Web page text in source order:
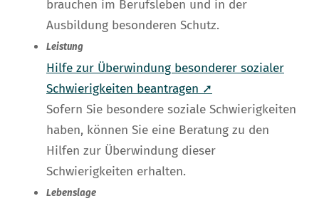
brauchen im Berufsleben und in der
Ausbildung besonderen Schutz.
Leistung
Hilfe zur Überwindung besonderer sozialer
Schwierigkeiten beantragen ➚
Sofern Sie besondere soziale Schwierigkeiten
haben, können Sie eine Beratung zu den
Hilfen zur Überwindung dieser
Schwierigkeiten erhalten.
Lebenslage